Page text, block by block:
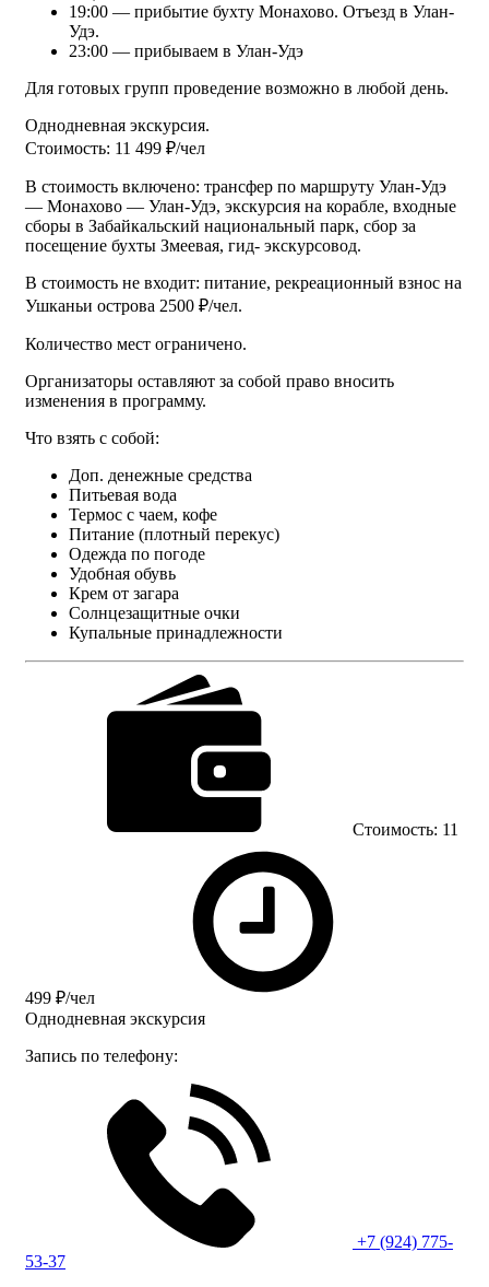
19:00 — прибытие бухту Монахово. Отъезд в Улан-
Удэ.
23:00 — прибываем в Улан-Удэ
Для готовых групп проведение возможно в любой день.
Однодневная экскурсия.
Стоимость: 11 499 ₽/чел
В стоимость включено: трансфер по маршруту Улан-Удэ
— Монахово — Улан-Удэ, экскурсия на корабле, входные
сборы в Забайкальский национальный парк, сбор за
посещение бухты Змеевая, гид- экскурсовод.
В стоимость не входит: питание, рекреационный взнос на
Ушканьи острова 2500 ₽/чел.
Количество мест ограничено.
Организаторы оставляют за собой право вносить
изменения в программу.
Что взять с собой:
Доп. денежные средства
Питьевая вода
Термос с чаем, кофе
Питание (плотный перекус)
Одежда по погоде
Удобная обувь
Крем от загара
Солнцезащитные очки
Купальные принадлежности
Стоимость: 11
499 ₽/чел
Однодневная экскурсия
Запись по телефону:
+7 (924) 775-
53-37